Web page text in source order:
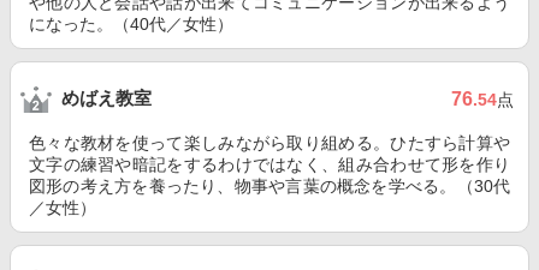
になった。（40代／女性）
めばえ教室 76.54点
色々な教材を使って楽しみながら取り組める。ひたすら計算や
文字の練習や暗記をするわけではなく、組み合わせて形を作り
図形の考え方を養ったり、物事や言葉の概念を学べる。（30代
／女性）